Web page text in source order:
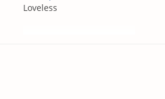
Loveless